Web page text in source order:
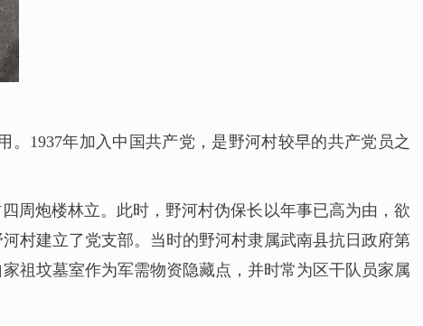
1937年加入中国共产党，是野河村较早的共产党员之
周炮楼林立。此时，野河村伪保长以年事已高为由，欲
村建立了党支部。当时的野河村隶属武南县抗日政府第
祖坟墓室作为军需物资隐藏点，并时常为区干队员家属